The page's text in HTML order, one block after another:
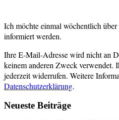
Ich möchte einmal wöchentlich
informiert werden.
Ihre E-Mail-Adresse wird nicht an
keinem anderen Zweck
jederzeit widerrufen. Weitere
Datenschutzerklärung.
Neueste Beiträge